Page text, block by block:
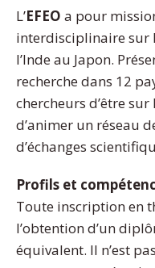
L’EFEO a pour
interdisciplinaire sur
l’Inde au Japon.
recherche dans 12
chercheurs d’être
d’animer un réseau
d’échanges
Profils et
Toute inscription en
l’obtention d’un
équivalent. Il n’est